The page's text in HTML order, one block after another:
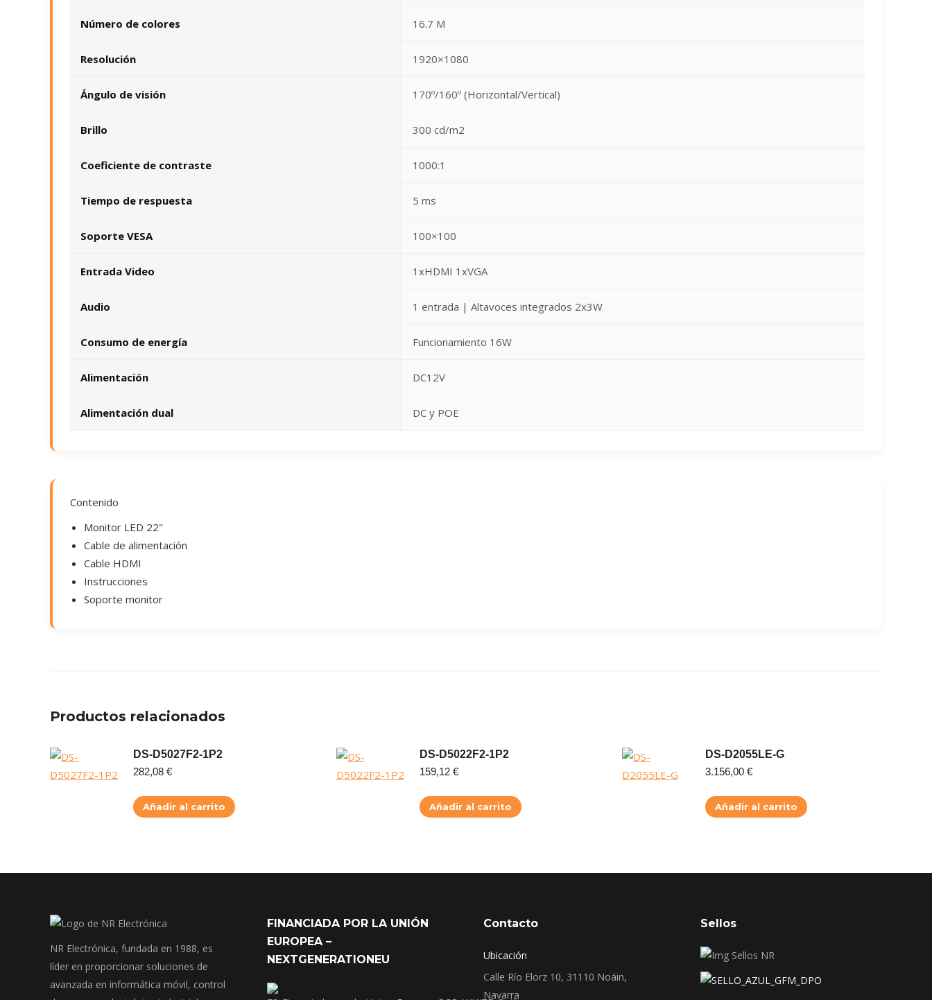
Número de colores 16.7 M
Resolución 1920×1080
Ángulo de visión 170º/160º (Horizontal/Vertical)
Brillo 300 cd/m2
Coeficiente de contraste 1000:1
Tiempo de respuesta 5 ms
Soporte VESA 100×100
Entrada Video 1xHDMI 1xVGA
Audio 1 entrada | Altavoces integrados 2x3W
Consumo de energía Funcionamiento 16W
Alimentación DC12V
Alimentación dual DC y POE
Contenido
Monitor LED 22"
Cable de alimentación
Cable HDMI
Instrucciones
Soporte monitor
Productos relacionados
DS-D5027F2-1P2
282,08 €
Añadir al carrito
DS-D5022F2-1P2
159,12 €
Añadir al carrito
DS-D2055LE-G
3.156,00 €
Añadir al carrito
NR Electrónica, fundada en 1988, es
líder en proporcionar soluciones de
avanzada en informática móvil, control
FINANCIADA POR LA UNIÓN
EUROPEA –
NEXTGENERATIONEU
Contacto
Ubicación
Calle Río Elorz 10, 31110 Noáin,
Navarra
Sellos